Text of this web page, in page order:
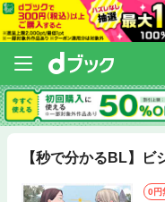
【秒で分かるBL】
0円